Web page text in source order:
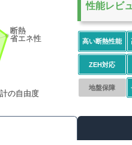
性能レビ
高い断熱性能
ZEH対応
地盤保障